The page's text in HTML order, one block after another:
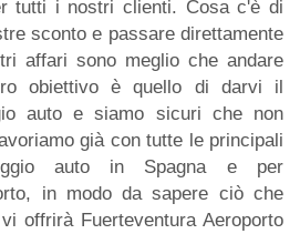
tutti i nostri clienti. Cosa c'è di
sconto e passare direttamente
affari sono meglio che andare
obiettivo è quello di darvi il
auto e siamo sicuri che non
già con tutte le principali
auto in Spagna e per
in modo da sapere ciò che
offrirà Fuerteventura Aeroporto